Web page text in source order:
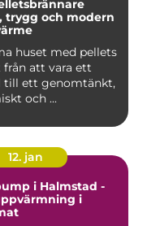
trygg och modern
huset med pellets
att vara ett
till ett genomtänkt,
och ...
12. jan
i Halmstad -
i